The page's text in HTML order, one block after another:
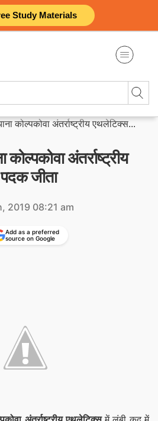
Study Materials
कोल्पकोवा अंतर्राष्ट्रीय एथलेटिक्स...
अंतर्राष्ट्रीय
जीता
2019 08:21 am
Add as a preferred
source on Google